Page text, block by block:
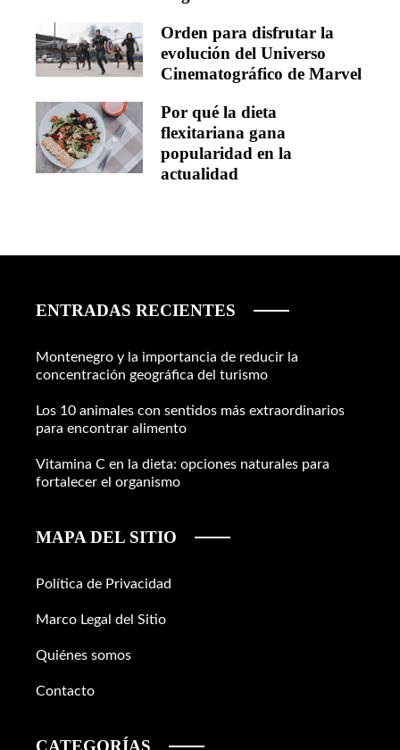
Orden para disfrutar la
evolución del Universo
Cinematográfico de Marvel
Por qué la dieta
flexitariana gana
popularidad en la
actualidad
ENTRADAS RECIENTES
Montenegro y la importancia de reducir la
concentración geográfica del turismo
Los 10 animales con sentidos más extraordinarios
para encontrar alimento
Vitamina C en la dieta: opciones naturales para
fortalecer el organismo
MAPA DEL SITIO
Política de Privacidad
Marco Legal del Sitio
Quiénes somos
Contacto
CATEGORÍAS